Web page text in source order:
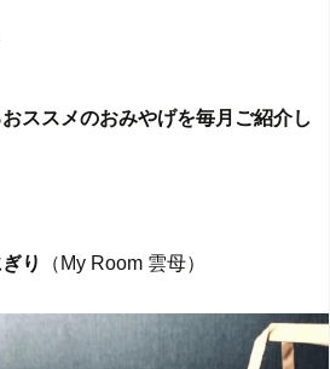
おススメのおみやげを毎月ご紹介し
り （My Room 雲母）